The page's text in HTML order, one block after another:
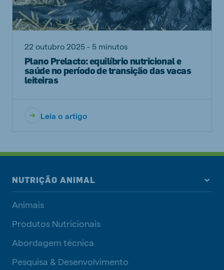
22 outubro 2025 - 5 minutos
Plano Prelacto: equilíbrio nutricional e
saúde no período de transição das vacas
leiteiras
Leia o artigo
NUTRIÇÃO ANIMAL
Animais
Produtos Nutricionais
Abordagem técnica
Pesquisa & Desenvolvimento